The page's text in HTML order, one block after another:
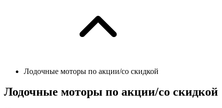
Лодочные моторы по акции/со скидкой
Лодочные моторы по акции/со скидкой